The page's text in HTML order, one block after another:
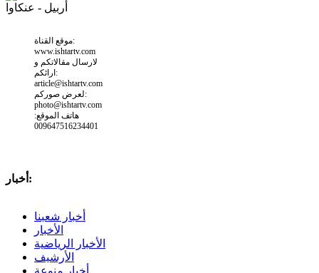
أربيل - عنكاوا
موقع القناة:
www.ishtartv.com
لارسال مقالاتكم و
ارائكم:
article@ishtartv.com
لعرض صوركم:
photo@ishtartv.com
هاتف الموقع:
009647516234401
أخبار:
أخبار شعبنا
الأخبار
الأخبار الرياضية
الأرشيف
أخبار منوعة